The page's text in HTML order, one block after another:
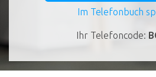
Im Telefonbuch
Ihr Telefoncode: